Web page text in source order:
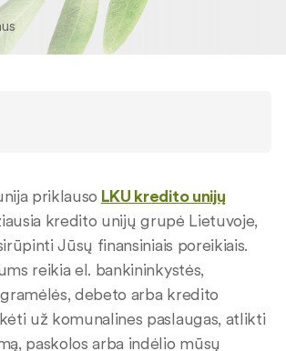
priklauso LKU kredito unijų
kredito unijų grupė Lietuvoje,
Jūsų finansiniais poreikiais.
reikia el. bankininkystės,
debeto arba kredito
už komunalines paslaugas, atlikti
paskolos arba indėlio mūsų